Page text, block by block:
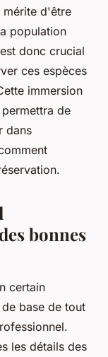
mérite d'être
population
donc crucial
ces espèces
immersion
de
dans
bonnes
certain
base de tout
les détails des